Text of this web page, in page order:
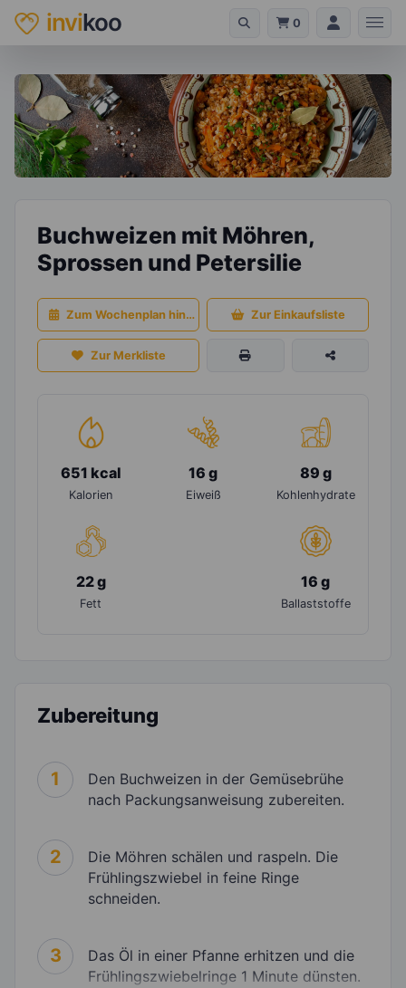
invikoo 0
Buchweizen mit Möhren,
Sprossen und Petersilie
Zum Wochenplan hinzufügen Zur Einkaufsliste
Zur Merkliste
651 kcal
Kalorien
16 g
Eiweiß
89 g
Kohlenhydrate
22 g
Fett
16 g
Ballaststoffe
Zubereitung
1
Den Buchweizen in der Gemüsebrühe
nach Packungsanweisung zubereiten.
2
Die Möhren schälen und raspeln. Die
Frühlingszwiebel in feine Ringe
schneiden.
3
Das Öl in einer Pfanne erhitzen und die
Frühlingszwiebelringe 1 Minute dünsten.